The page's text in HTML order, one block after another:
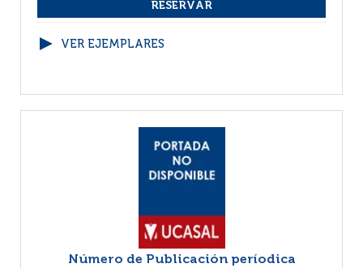
VER EJEMPLARES
Número de Publicación períodica